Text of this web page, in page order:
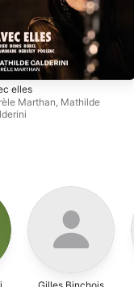
elles
Marthan Mathilde